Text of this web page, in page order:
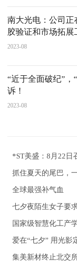
南大光电：公司正
胶验证和市场拓展
规模量产
2023-08
“近于全面破纪”，
诉！
2023-08
*ST美盛：8月22日
抓住夏天的尾巴，
全球最强补气血
爱在“七夕” 用光影
集美新材终止北交